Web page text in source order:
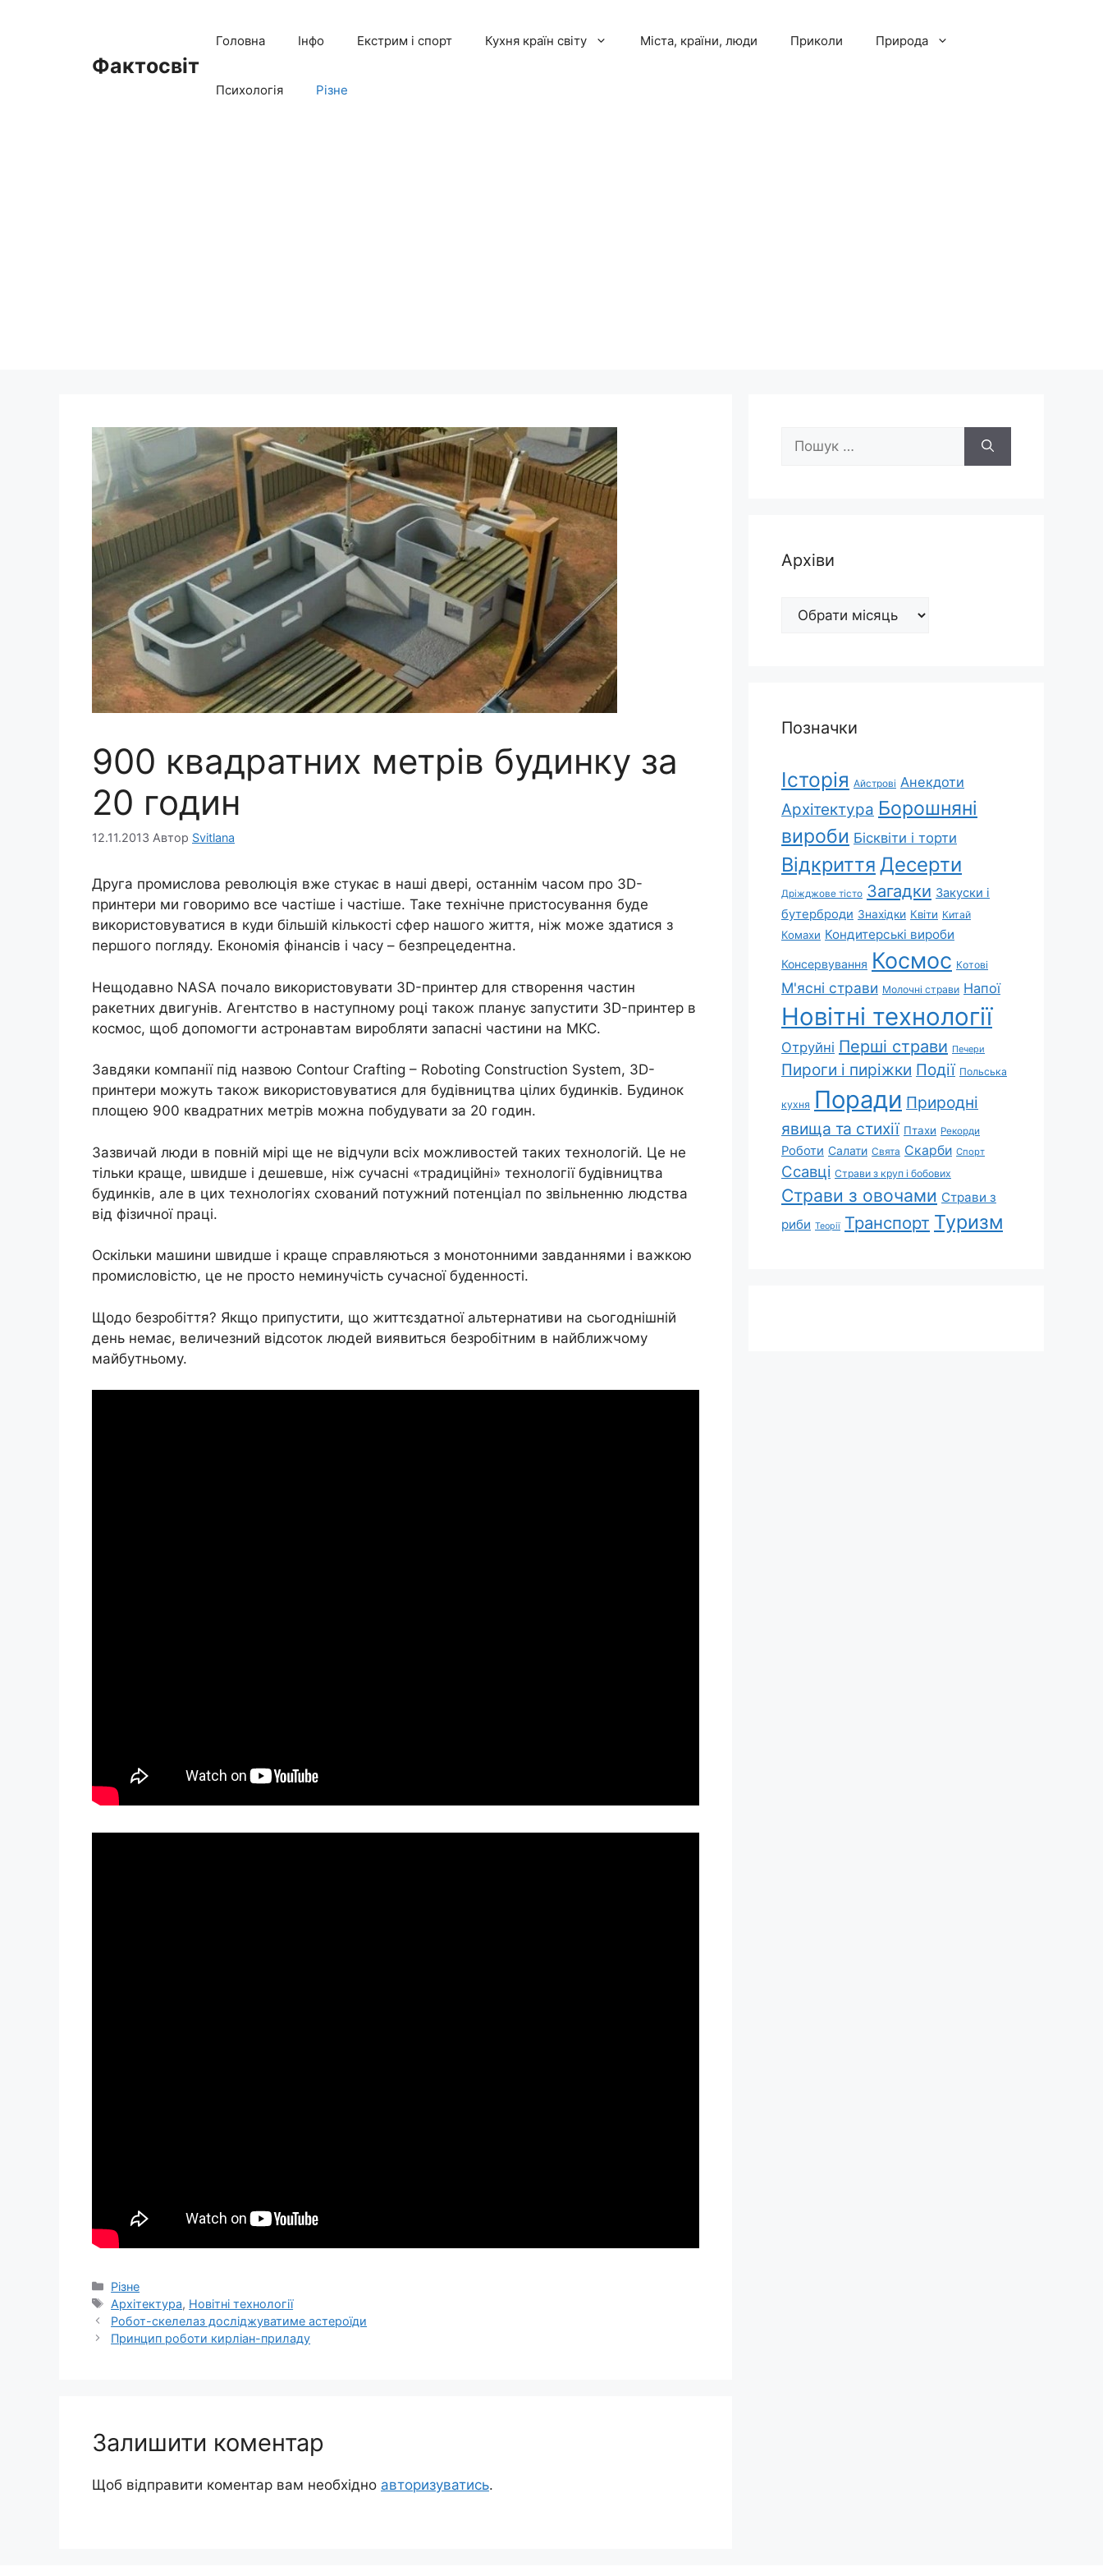
Фактосвіт
Головна Інфо Екстрим і спорт Кухня країн світу Міста, країни, люди Приколи Природа
Психологія Різне
900 квадратних метрів будинку за
20 годин
12.11.2013 Автор Svitlana
Друга промислова революція вже стукає в наші двері, останнім часом про 3D-
принтери ми говоримо все частіше і частіше. Таке технічне пристосування буде
використовуватися в куди більшій кількості сфер нашого життя, ніж може здатися з
першого погляду. Економія фінансів і часу – безпрецедентна.
Нещодавно NASA почало використовувати 3D-принтер для створення частин
ракетних двигунів. Агентство в наступному році також планує запустити 3D-принтер в
космос, щоб допомогти астронавтам виробляти запасні частини на МКС.
Завдяки компанії під назвою Contour Crafting – Roboting Construction System, 3D-
принтери можуть також використовуватися для будівництва цілих будинків. Будинок
площею 900 квадратних метрів можна побудувати за 20 годин.
Зазвичай люди в повній мірі ще не відчули всіх можливостей таких технологій. Це не
тільки краще, швидше і дешевше, ніж сучасні «традиційні» технології будівництва
будинків, але в цих технологіях схований потужний потенціал по звільненню людства
від фізичної праці.
Оскільки машини швидше і краще справляються з монотонними завданнями і важкою
промисловістю, це не просто неминучість сучасної буденності.
Щодо безробіття? Якщо припустити, що життєздатної альтернативи на сьогоднішній
день немає, величезний відсоток людей виявиться безробітним в найближчому
майбутньому.
Категорії
Різне
Позначки
Архітектура, Новітні технології
Робот-скелелаз досліджуватиме астероїди
Принцип роботи кирліан-приладу
Залишити коментар
Щоб відправити коментар вам необхідно авторизуватись.
Пошук:
Архіви
Архіви
Позначки
Історія Айстрові Анекдоти
Архітектура Борошняні
вироби Бісквіти і торти
Відкриття Десерти
Дріжджове тісто Загадки Закуски і
бутерброди Знахідки Квіти Китай
Комахи Кондитерські вироби
Консервування Космос Котові
М'ясні страви Молочні страви Напої
Новітні технології
Отруйні Перші страви Печери
Пироги і пиріжки Події Польська
кухня Поради Природні
явища та стихії Птахи Рекорди
Роботи Салати Свята Скарби Спорт
Ссавці Страви з круп і бобових
Страви з овочами Страви з
риби Теорії Транспорт Туризм